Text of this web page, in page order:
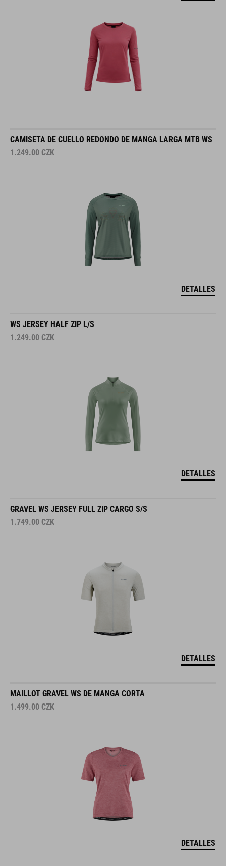
CAMISETA DE CUELLO REDONDO DE MANGA LARGA MTB WS
1.249.00 CZK
DETALLES
WS JERSEY HALF ZIP L/S
1.249.00 CZK
DETALLES
GRAVEL WS JERSEY FULL ZIP CARGO S/S
1.749.00 CZK
DETALLES
MAILLOT GRAVEL WS DE MANGA CORTA
1.499.00 CZK
DETALLES